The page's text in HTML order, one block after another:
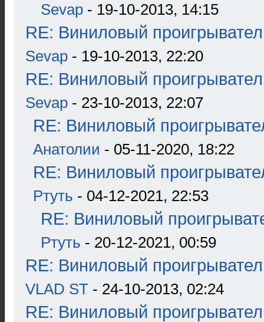
Sevap - 19-10-2013, 14:15
RE: Виниловый
Sevap - 19-10-2013, 22:20
RE: Виниловый
Sevap - 23-10-2013, 22:07
RE: Виниловый
Анатолии - 05-11-2020, 18:22
RE: Виниловый
Ртуть - 04-12-2021, 22:53
RE: Виниловый
Ртуть - 20-12-2021, 00:59
RE: Виниловый
VLAD ST - 24-10-2013, 02:24
RE: Виниловый